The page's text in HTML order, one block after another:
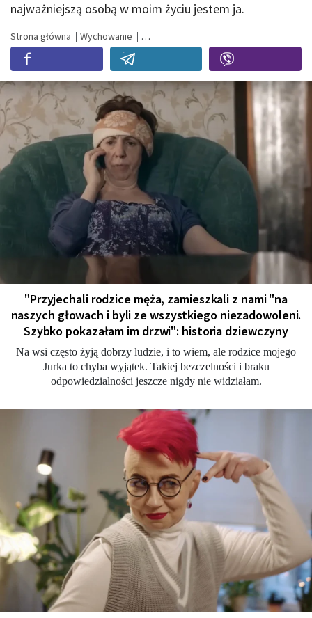
najważniejszą osobą w moim życiu jestem ja.
Strona główna Wychowanie
"Przyjechali rodzice męża, zamieszkali z nami "na
naszych głowach i byli ze wszystkiego niezadowoleni.
Szybko pokazałam im drzwi": historia dziewczyny
Na wsi często żyją dobrzy ludzie, i to wiem, ale rodzice mojego
Jurka to chyba wyjątek. Takiej bezczelności i braku
odpowiedzialności jeszcze nigdy nie widziałam.